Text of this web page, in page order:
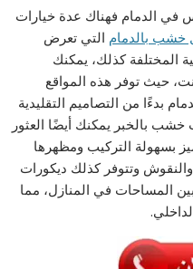
في الدمام فهناك عدة خيارات
خشب بالدمام التي تعرض
المختلفة كذلك، يمكنك
حيث توفر هذه المواقع
بدءًا من التصاميم التقليدية
بالخبر يمكنك أيضًا العثور
بسهولة التركيب ومظهرها
وتتوفر كذلك ديكورات
المساحات في المنازل، مما